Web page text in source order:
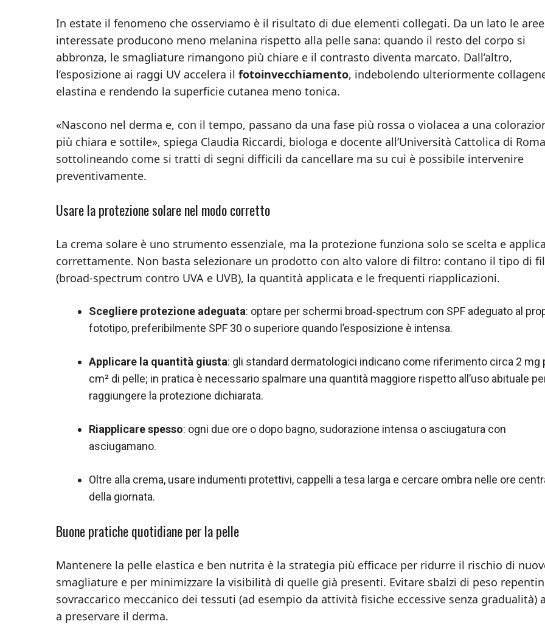
In estate il fenomeno che osserviamo è il risultato di due elementi collegati. Da un lato le aree
interessate producono meno melanina rispetto alla pelle sana: quando il resto del corpo si
abbronza, le smagliature rimangono più chiare e il contrasto diventa marcato. Dall’altro,
l’esposizione ai raggi UV accelera il fotoinvecchiamento, indebolendo ulteriormente
elastina e rendendo la superficie cutanea meno tonica.
«Nascono nel derma e, con il tempo, passano da una fase più rossa o violacea a una
più chiara e sottile», spiega Claudia Riccardi, biologa e docente all’Università Cattolica di
sottolineando come si tratti di segni difficili da cancellare ma su cui è possibile intervenire
preventivamente.
Usare la protezione solare nel modo corretto
La crema solare è uno strumento essenziale, ma la protezione funziona solo se scelta e
correttamente. Non basta selezionare un prodotto con alto valore di filtro: contano il tipo di
(broad‑spectrum contro UVA e UVB), la quantità applicata e le frequenti riapplicazioni.
Scegliere protezione adeguata: optare per schermi broad‑spectrum con SPF adeguato al
fototipo, preferibilmente SPF 30 o superiore quando l’esposizione è intensa.
Applicare la quantità giusta: gli standard dermatologici indicano come riferimento circa 2 mg
cm² di pelle; in pratica è necessario spalmare una quantità maggiore rispetto all’uso abituale
raggiungere la protezione dichiarata.
Riapplicare spesso: ogni due ore o dopo bagno, sudorazione intensa o asciugatura con
asciugamano.
Oltre alla crema, usare indumenti protettivi, cappelli a tesa larga e cercare ombra nelle ore
della giornata.
Buone pratiche quotidiane per la pelle
Mantenere la pelle elastica e ben nutrita è la strategia più efficace per ridurre il rischio di
smagliature e per minimizzare la visibilità di quelle già presenti. Evitare sbalzi di peso
sovraccarico meccanico dei tessuti (ad esempio da attività fisiche eccessive senza gradualità)
a preservare il derma.